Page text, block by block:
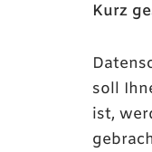
Kurz
soll
ist,